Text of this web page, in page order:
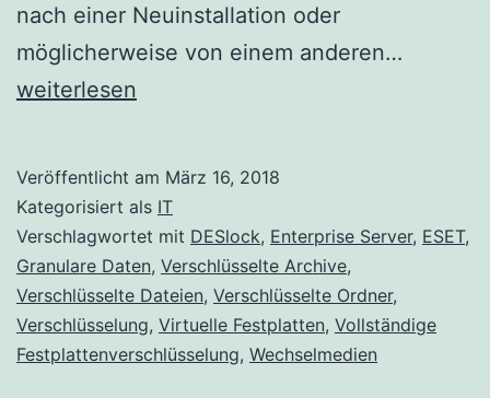
nach einer Neuinstallation oder
möglicherweise von einem anderen…
weiterlesen
Veröffentlicht am März 16, 2018
Kategorisiert als IT
Verschlagwortet mit DESlock, Enterprise Server, ESET,
Granulare Daten, Verschlüsselte Archive,
Verschlüsselte Dateien, Verschlüsselte Ordner,
Verschlüsselung, Virtuelle Festplatten, Vollständige
Festplattenverschlüsselung, Wechselmedien